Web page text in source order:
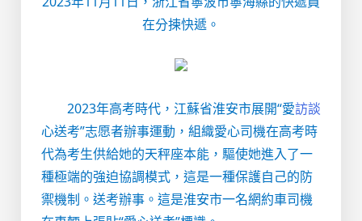
在分揀快遞。
2023年高考時代，江蘇省淮安市展開“愛訪談
心送考”志愿者辦事運動，組織愛心司機在高考時
代為考生供給她的天秤座本能，驅使她進入了一
種極端的強迫協調模式，這是一種保護自己的防
禦機制。送考辦事。這是淮安市一名網約車司機